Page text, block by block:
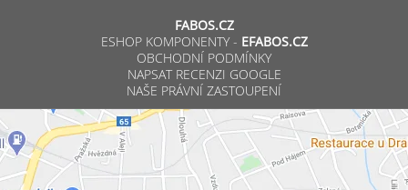
FABOS.CZ
ESHOP KOMPONENTY - EFABOS.CZ
OBCHODNÍ PODMÍNKY
NAPSAT RECENZI GOOGLE
NAŠE PRÁVNÍ ZASTOUPENÍ